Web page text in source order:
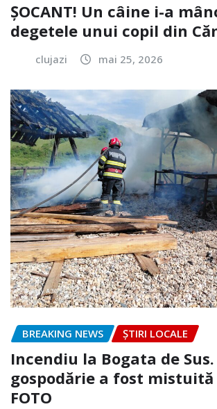
ȘOCANT! Un câine i-a
degetele unui copil din
clujazi mai 25, 2026
BREAKING NEWS ȘTIRI LOCALE
Incendiu la Bogata de Sus.
gospodărie a fost
FOTO